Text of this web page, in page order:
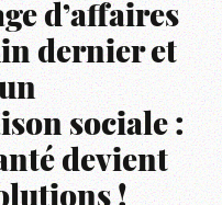
d’affaires
dernier et
sociale :
devient